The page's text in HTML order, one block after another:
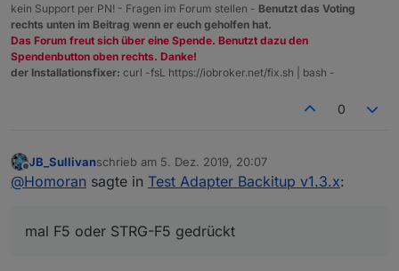
kein Support per PN! - Fragen im Forum stellen - Benutzt das Voting
rechts unten im Beitrag wenn er euch geholfen hat.
Das Forum freut sich über eine Spende. Benutzt dazu den
Spendenbutton oben rechts. Danke!
der Installationsfixer: curl -fsL https://iobroker.net/fix.sh | bash -
0
Offline
JB_Sullivanschrieb am 5. Dez. 2019, 20:07
zuletzt editiert von
@Homoran sagte in Test Adapter Backitup v1.3.x:
mal F5 oder STRG-F5 gedrückt